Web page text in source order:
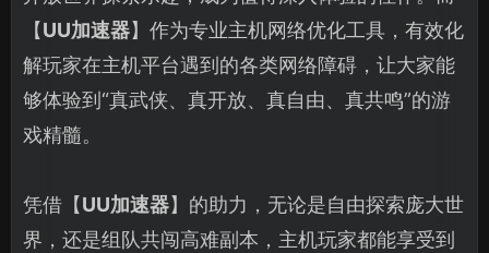
【UU加速器】作为专业主机网络优化工具，有效化
解玩家在主机平台遇到的各类网络障碍，让大家能
够体验到“真武侠、真开放、真自由、真共鸣”的游
戏精髓。
凭借【UU加速器】的助力，无论是自由探索庞大世
界，还是组队共闯高难副本，主机玩家都能享受到